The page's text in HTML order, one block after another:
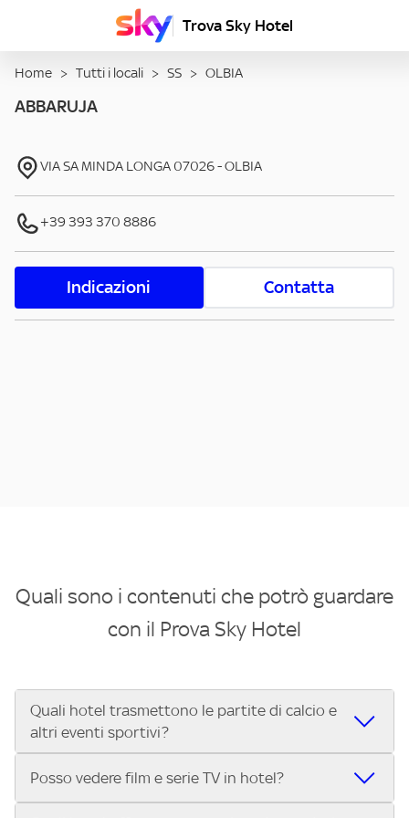
Trova Sky Hotel
Home > Tutti i locali > SS > OLBIA
ABBARUJA
VIA SA MINDA LONGA 07026-OLBIA
+39 393 370 8886
Indicazioni Contatta
Quali sono i contenuti che potrò guardare
con il Prova Sky Hotel
Quali hotel trasmettono le partite di calcio e
altri eventi sportivi?
Se cerchi un hotel dove poter vedere le partite di Serie A,
Posso vedere film e serie TV in hotel?